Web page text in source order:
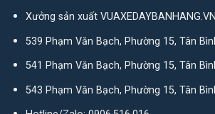
Xưởng sản xuất VUAXEDAYBANHANG.VN
539 Phạm Văn Bạch, Phường 15, Tân
541 Phạm Văn Bạch, Phường 15, Tân
543 Phạm Văn Bạch, Phường 15, Tân